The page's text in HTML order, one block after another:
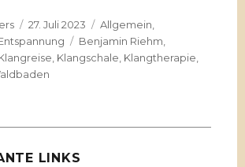
Veröffentlicht
am
27. Juli 2023 Kategorien
Allgemein
Schlagwörter
Benjamin Riehm,
, Klangschale, Klangtherapie,
LINKS